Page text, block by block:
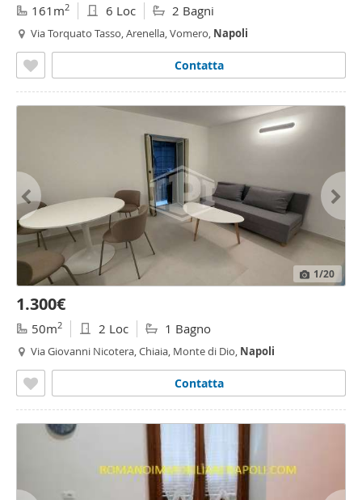
161m2 6 Loc 2 Bagni
Via Torquato Tasso, Arenella, Vomero, Napoli
Contatta
1/20
1.300€
50m2 2 Loc 1 Bagno
Via Giovanni Nicotera, Chiaia, Monte di Dio, Napoli
Contatta